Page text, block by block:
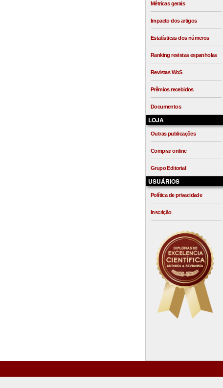
Métricas gerais
Impacto dos artigos
Estatísticas dos números
Ranking revistas espanholas
Revistas WoS
Prêmios recebidos
Documentos
LOJA
Outras publicações
Comprar online
Grupo Editorial
USUÁRIOS
Política de privacidade
Inscrição